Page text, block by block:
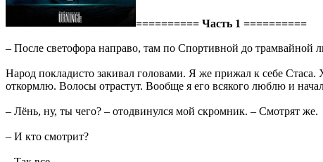
========== Часть 1 ==========
– После светофора направо, там по Спортивной до трамвайной
Народ покладисто закивал головами. Я же прижал к себе
откормлю. Волосы отрастут. Вообще я его всякого люблю и
– Лёнь, ну, ты чего? – отодвинулся мой скромник. – Смотрят же.
– И кто смотрит?